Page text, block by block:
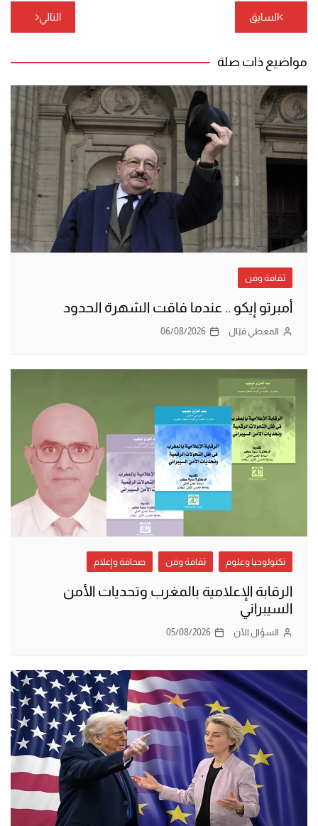
تصفّح
المقالات
السابق التالي
مواضيع ذات صلة
ثقافة وفن
أمبرتو إيكو .. عندما فاقت الشهرة الحدود
المعطي قبّال 06/08/2026
تكنولوجيا وعلوم ثقافة وفن صحافة وإعلام
الرقابة الإعلامية بالمغرب وتحديات الأمن
السيبراني
السؤال الآن 05/08/2026